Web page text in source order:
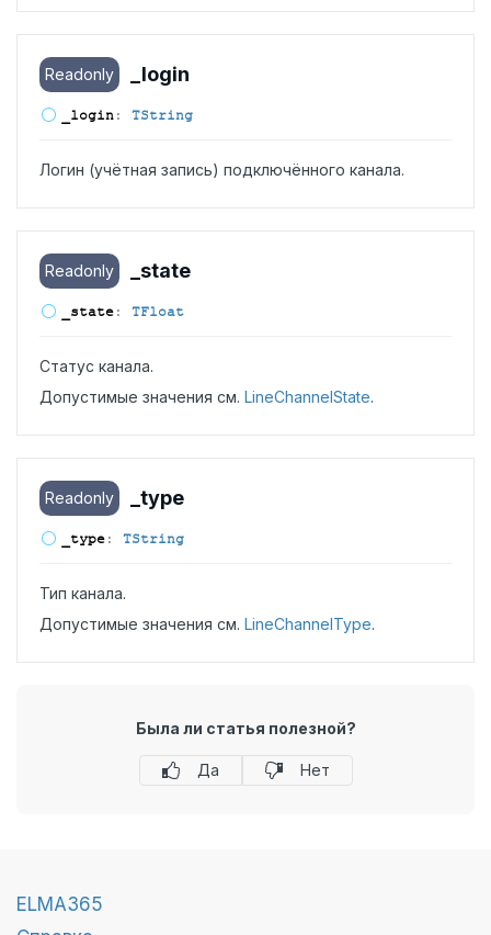
Readonly _login
_login: TString
Логин (учётная запись) подключённого канала.
Readonly _state
_state: TFloat
Статус канала.
Допустимые значения см. LineChannelState.
Readonly _type
_type: TString
Тип канала.
Допустимые значения см. LineChannelType.
Была ли статья полезной?
Да Нет
ELMA365